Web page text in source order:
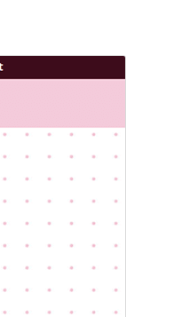
1.4.0
अप्रैल 28, 2026
50+
7.0